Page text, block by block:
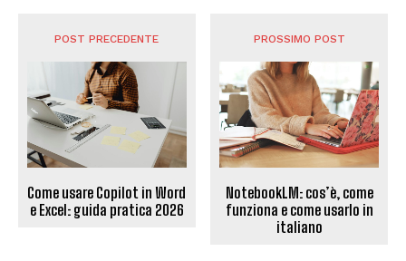
POST PRECEDENTE
Come usare Copilot in Word
e Excel: guida pratica 2026
PROSSIMO POST
NotebookLM: cos’è, come
funziona e come usarlo in
italiano